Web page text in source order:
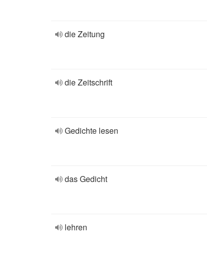
die Zeitung
die Zeitschrift
Gedichte lesen
das Gedicht
lehren